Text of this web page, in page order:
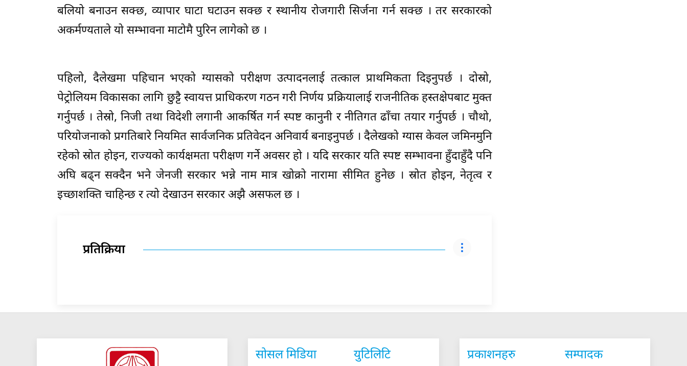
बलियो बनाउन सक्छ, व्यापार घाटा घटाउन सक्छ र स्थानीय रोजगारी सिर्जना गर्न सक्छ । तर सरकारको
अकर्मण्यताले यो सम्भावना माटोमै पुरिन लागेको छ ।
पहिलो, दैलेखमा पहिचान भएको ग्यासको परीक्षण उत्पादनलाई तत्काल प्राथमिकता दिइनुपर्छ । दोस्रो,
पेट्रोलियम विकासका लागि छुट्टै स्वायत्त प्राधिकरण गठन गरी निर्णय प्रक्रियालाई राजनीतिक हस्तक्षेपबाट मुक्त
गर्नुपर्छ । तेस्रो, निजी तथा विदेशी लगानी आकर्षित गर्न स्पष्ट कानुनी र नीतिगत ढाँचा तयार गर्नुपर्छ । चौथो,
परियोजनाको प्रगतिबारे नियमित सार्वजनिक प्रतिवेदन अनिवार्य बनाइनुपर्छ । दैलेखको ग्यास केवल जमिनमुनि
रहेको स्रोत होइन, राज्यको कार्यक्षमता परीक्षण गर्ने अवसर हो । यदि सरकार यति स्पष्ट सम्भावना हुँदाहुँदै पनि
अघि बढ्न सक्दैन भने जेनजी सरकार भन्ने नाम मात्र खोक्रो नारामा सीमित हुनेछ । स्रोत होइन, नेतृत्व र
इच्छाशक्ति चाहिन्छ र त्यो देखाउन सरकार अझै असफल छ ।
प्रतिक्रिया
सोसल मिडिया युटिलिटि प्रकाशनहरु सम्पादक